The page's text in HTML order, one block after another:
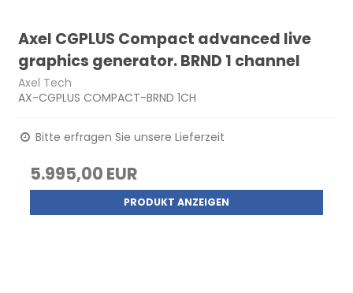
Axel CGPLUS Compact advanced live
graphics generator. BRND 1 channel
Axel Tech
AX-CGPLUS COMPACT-BRND 1CH
Bitte erfragen Sie unsere Lieferzeit
5.995,00 EUR
PRODUKT ANZEIGEN